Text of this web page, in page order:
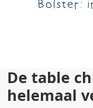
De table
helemaal